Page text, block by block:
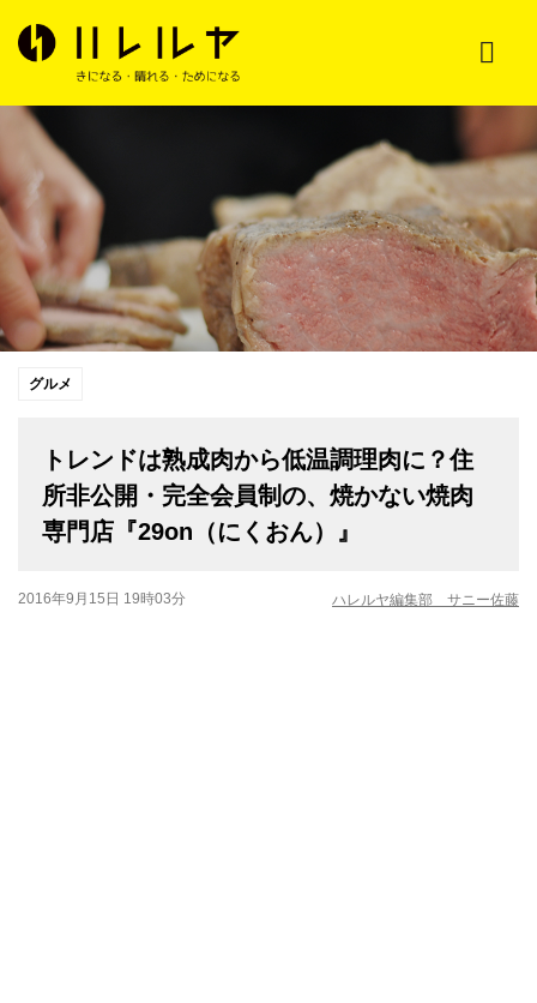
グルメ
トレンドは熟成肉から低温調理肉に？住
所非公開・完全会員制の、焼かない焼肉
専門店『29on（にくおん）』
2016年9月15日 19時03分 ハレルヤ編集部 サニー佐藤